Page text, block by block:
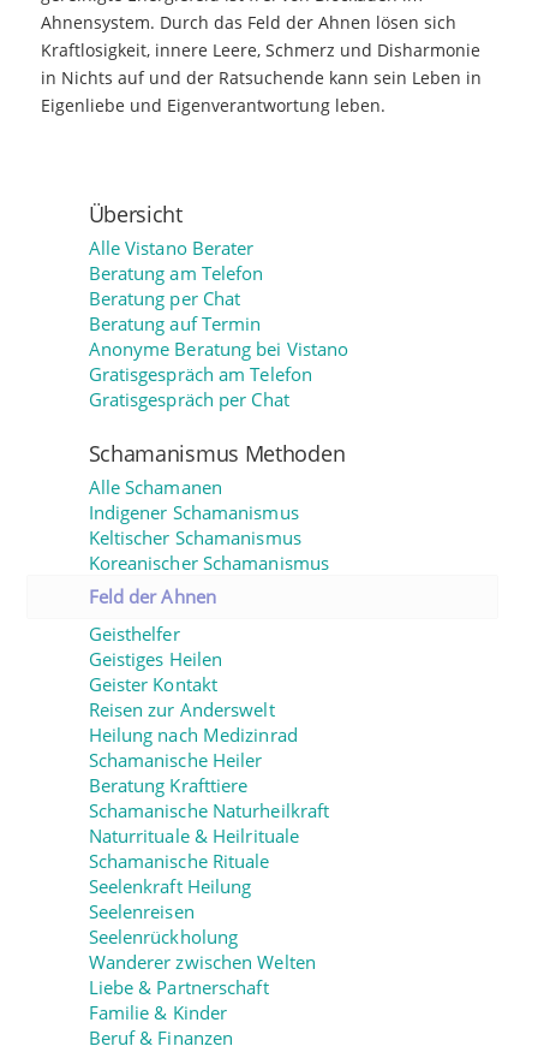
Ahnensystem. Durch das Feld der Ahnen lösen sich
Kraftlosigkeit, innere Leere, Schmerz und Disharmonie
in Nichts auf und der Ratsuchende kann sein Leben in
Eigenliebe und Eigenverantwortung leben.
Übersicht
Alle Vistano Berater
Beratung am Telefon
Beratung per Chat
Beratung auf Termin
Anonyme Beratung bei Vistano
Gratisgespräch am Telefon
Gratisgespräch per Chat
Schamanismus Methoden
Alle Schamanen
Indigener Schamanismus
Keltischer Schamanismus
Koreanischer Schamanismus
Feld der Ahnen
Geisthelfer
Geistiges Heilen
Geister Kontakt
Reisen zur Anderswelt
Heilung nach Medizinrad
Schamanische Heiler
Beratung Krafttiere
Schamanische Naturheilkraft
Naturrituale & Heilrituale
Schamanische Rituale
Seelenkraft Heilung
Seelenreisen
Seelenrückholung
Wanderer zwischen Welten
Liebe & Partnerschaft
Familie & Kinder
Beruf & Finanzen